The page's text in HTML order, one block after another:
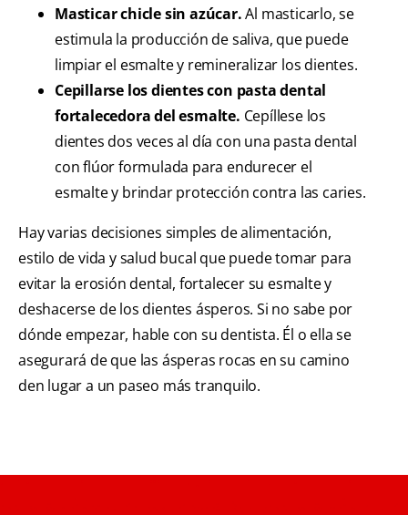
Masticar chicle sin azúcar.Al masticarlo, se
estimula la producción de saliva, que puede
limpiar el esmalte y remineralizar los dientes.
Cepillarse los dientes con pasta dental
fortalecedora del esmalte. Cepíllese los
dientes dos veces al día con una pasta dental
con flúor formulada para endurecer el
esmalte y brindar protección contra las caries.
Hay varias decisiones simples de alimentación,
estilo de vida y salud bucal que puede tomar para
evitar la erosión dental, fortalecer su esmalte y
deshacerse de los dientes ásperos. Si no sabe por
dónde empezar, hable con su dentista. Él o ella se
asegurará de que las ásperas rocas en su camino
den lugar a un paseo más tranquilo.